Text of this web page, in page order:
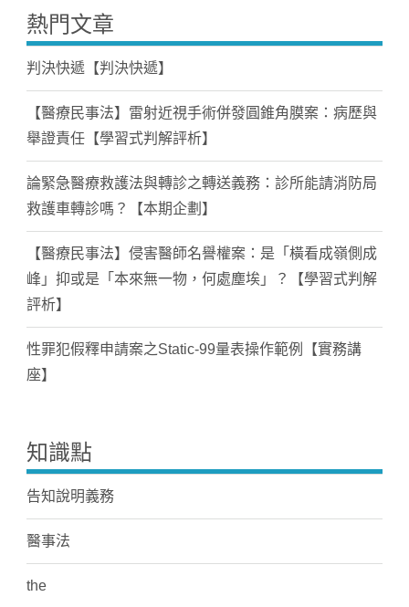
熱門文章
判決快遞【判決快遞】
【醫療民事法】雷射近視手術併發圓錐角膜案：病歷與
舉證責任【學習式判解評析】
論緊急醫療救護法與轉診之轉送義務：診所能請消防局
救護車轉診嗎？【本期企劃】
【醫療民事法】侵害醫師名譽權案：是「橫看成嶺側成
峰」抑或是「本來無一物，何處塵埃」？【學習式判解
評析】
性罪犯假釋申請案之Static-99量表操作範例【實務講
座】
知識點
告知說明義務
醫事法
the